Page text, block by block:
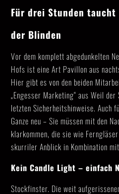
Für drei Stunden
der Blinden
Vor dem komplett abgedunkelten
Hofs ist eine Art Pavillon aus
Hier gibt es von den beiden
„Engesser Marketing“ aus Weil
letzten Sicherheitshinweise. Auch
Ganze neu – Sie müssen mit den
klarkommen, die sie wie
skurriler Anblick in Kombination
Kein Candle Light – einfach
Stockfinster. Die weit